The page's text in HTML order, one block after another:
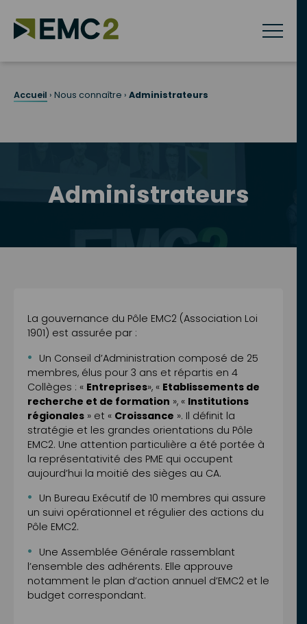
Skip
content
Accueil › Nous connaître › Administrateurs
Administrateurs
La gouvernance du Pôle EMC2 (Association Loi
1901) est assurée par :
Un Conseil d’Administration composé de 25
membres, élus pour 3 ans et répartis en 4
Collèges : « Entreprises», « Etablissements de
recherche et de formation », « Institutions
régionales » et « Croissance ». Il définit la
stratégie et les grandes orientations du Pôle
EMC2. Une attention particulière a été portée à
la représentativité des PME qui occupent
aujourd’hui la moitié des sièges au CA.
Un Bureau Exécutif de 10 membres qui assure
un suivi opérationnel et régulier des actions du
Pôle EMC2.
Une Assemblée Générale rassemblant
l’ensemble des adhérents. Elle approuve
notamment le plan d’action annuel d’EMC2 et le
budget correspondant.